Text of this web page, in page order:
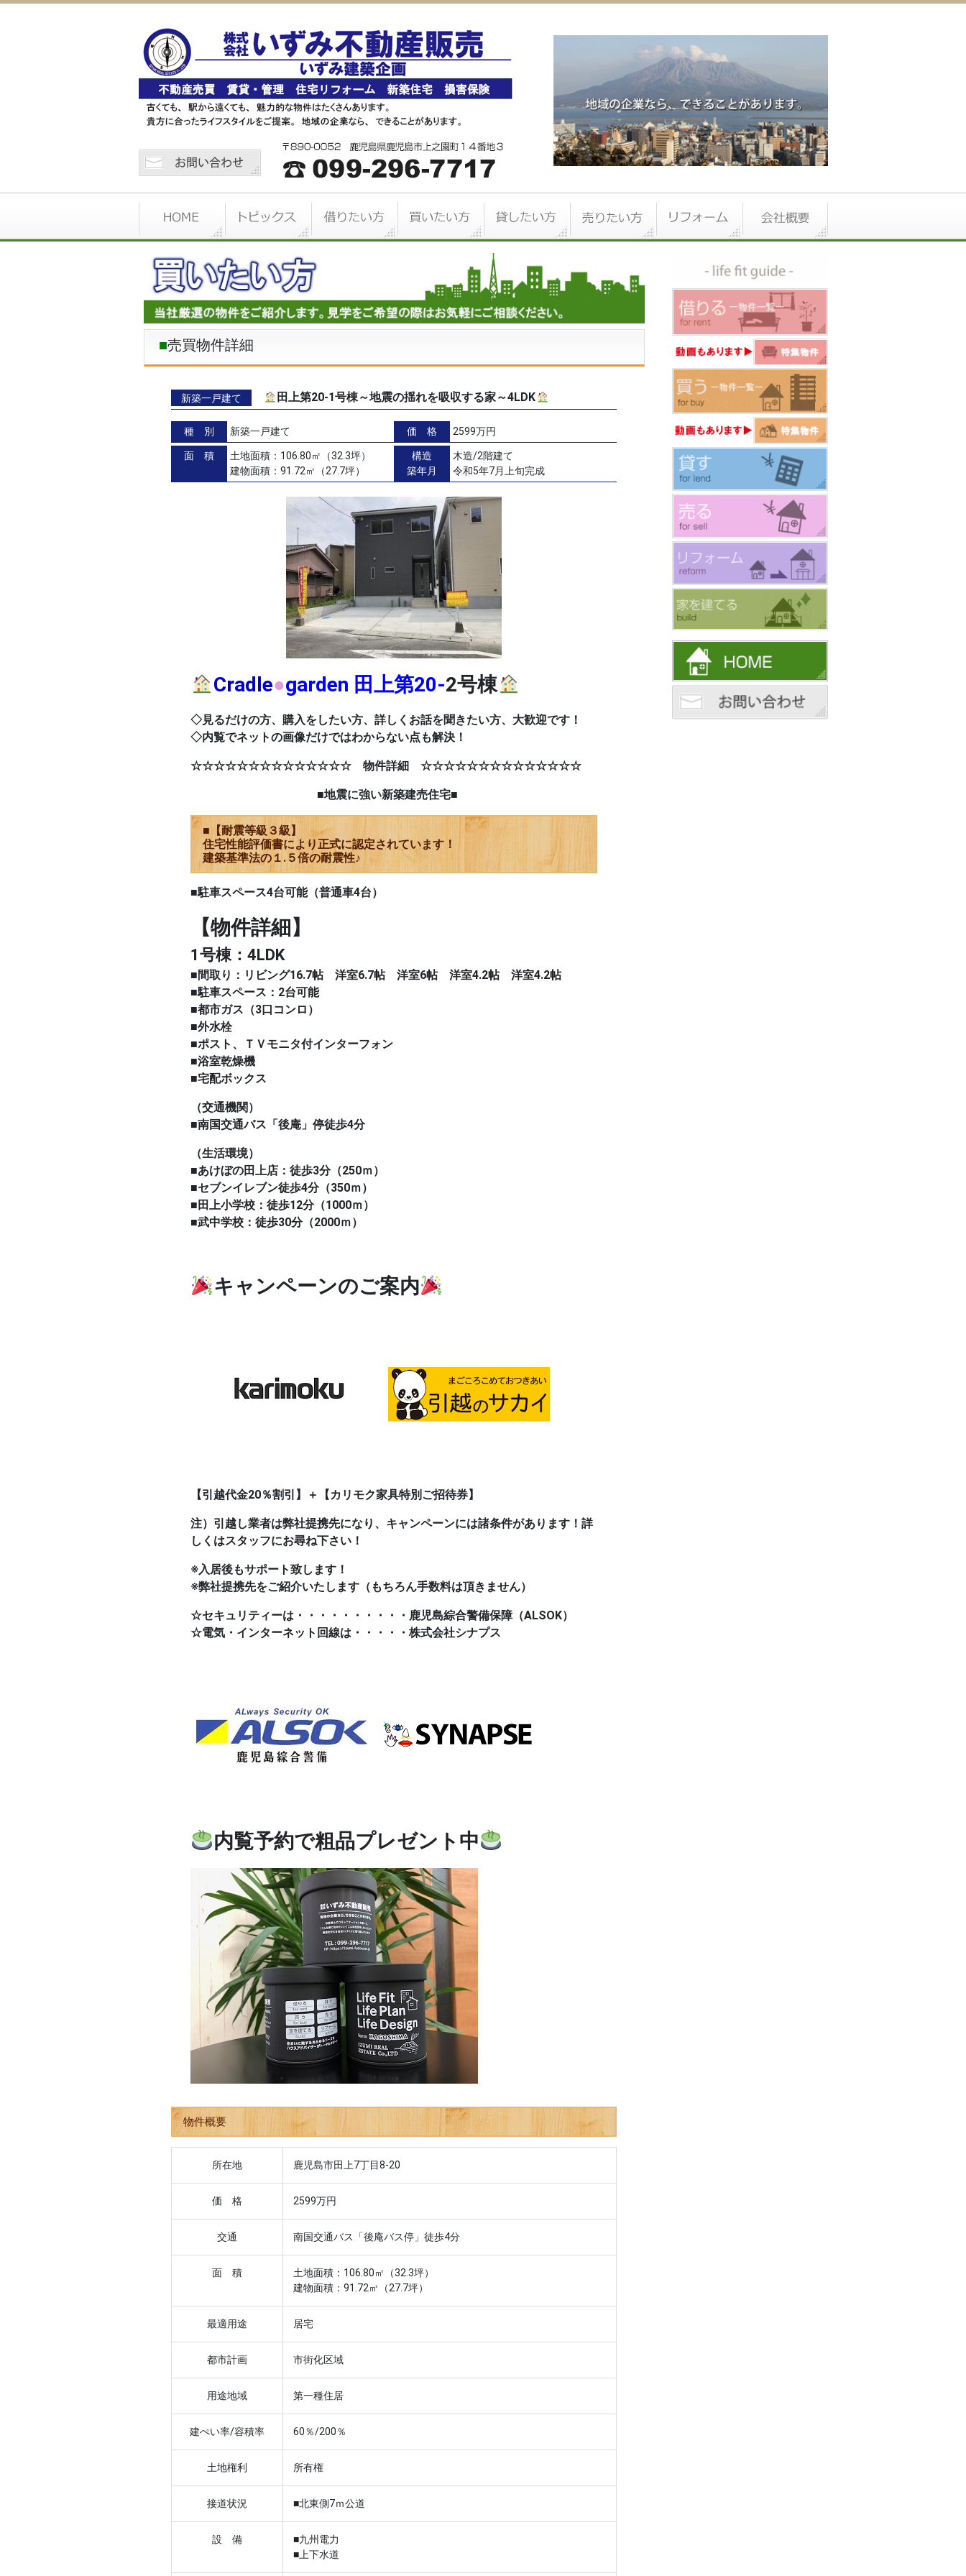
売買物件詳細
新築一戸建て 田上第20-1号棟～地震の揺れを吸収する家～4LDK
種 別 新築一戸建て 価 格 2599万円
面 積
土地面積：106.80㎡（32.3坪）
建物面積：91.72㎡（27.7坪）
構造
築年月
木造/2階建て
令和5年7月上旬完成
Cradle●garden 田上第20-2号棟
◇見るだけの方、購入をしたい方、詳しくお話を聞きたい方、大歓迎です！
◇内覧でネットの画像だけではわからない点も解決！
☆☆☆☆☆☆☆☆☆☆☆☆☆☆ 物件詳細 ☆☆☆☆☆☆☆☆☆☆☆☆☆☆
■地震に強い新築建売住宅■
■【耐震等級３級】
住宅性能評価書により正式に認定されています！
建築基準法の１.５倍の耐震性♪
■駐車スペース4台可能（普通車4台）
【物件詳細】
1号棟：4LDK
■間取り：リビング16.7帖 洋室6.7帖 洋室6帖 洋室4.2帖 洋室4.2帖
■駐車スペース：2台可能
■都市ガス（3口コンロ）
■外水栓
■ポスト、ＴＶモニタ付インターフォン
■浴室乾燥機
■宅配ボックス
（交通機関）
■南国交通バス「後庵」停徒歩4分
（生活環境）
■あけぼの田上店：徒歩3分（250ｍ）
■セブンイレブン徒歩4分（350ｍ）
■田上小学校：徒歩12分（1000ｍ）
■武中学校：徒歩30分（2000ｍ）
キャンペーンのご案内
【引越代金20％割引】＋【カリモク家具特別ご招待券】
注）引越し業者は弊社提携先になり、キャンペーンには諸条件があります！詳
しくはスタッフにお尋ね下さい！
※入居後もサポート致します！
※弊社提携先をご紹介いたします（もちろん手数料は頂きません）
☆セキュリティーは・・・・・・・・・・鹿児島綜合警備保障（ALSOK）
☆電気・インターネット回線は・・・・・株式会社シナプス
内覧予約で粗品プレゼント中
物件概要
所在地 鹿児島市田上7丁目8-20
価 格 2599万円
交通 南国交通バス「後庵バス停」徒歩4分
面 積
土地面積：106.80㎡（32.3坪）
建物面積：91.72㎡（27.7坪）
最適用途 居宅
都市計画 市街化区域
用途地域 第一種住居
建ぺい率/容積率 60％/200％
土地権利 所有権
接道状況 ■北東側7ｍ公道
設 備
■九州電力
■上下水道